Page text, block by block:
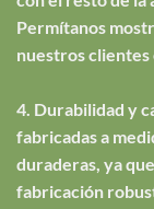
Permítanos
nuestros clientes
4. Durabilidad y
fabricadas a
duraderas, ya
fabricación